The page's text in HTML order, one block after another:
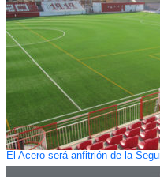
El Acero será anfitrión de la